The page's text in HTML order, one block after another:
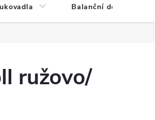
Balanční desky
ružovo/